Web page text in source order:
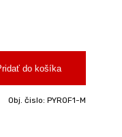
Obj. čislo: PYROF1-M